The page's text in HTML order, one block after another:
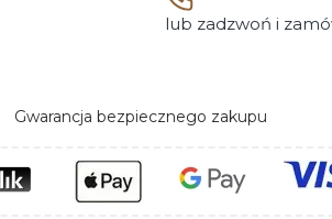
lub zadzwoń i
Gwarancja bezpiecznego zakupu